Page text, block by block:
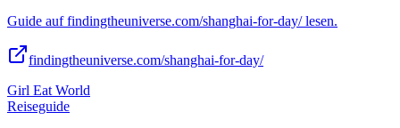
Guide auf findingtheuniverse.com/shanghai-for-day/ lesen.
findingtheuniverse.com/shanghai-for-day/
Girl Eat World
Reiseguide